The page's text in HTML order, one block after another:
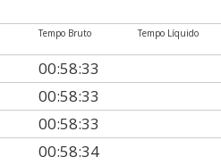
Tempo Bruto Tempo Líquido
00:58:33
00:58:33
00:58:33
00:58:34